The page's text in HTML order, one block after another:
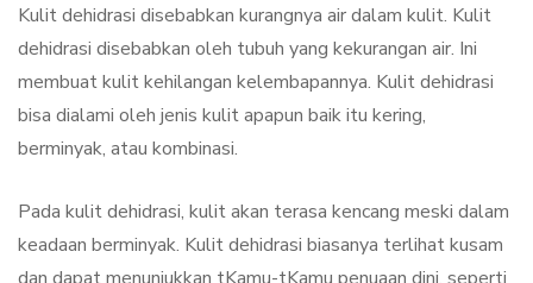
Kulit dehidrasi disebabkan kurangnya air dalam kulit. Kulit
dehidrasi disebabkan oleh tubuh yang kekurangan air. Ini
membuat kulit kehilangan kelembapannya. Kulit dehidrasi
bisa dialami oleh jenis kulit apapun baik itu kering,
berminyak, atau kombinasi.
Pada kulit dehidrasi, kulit akan terasa kencang meski dalam
keadaan berminyak. Kulit dehidrasi biasanya terlihat kusam